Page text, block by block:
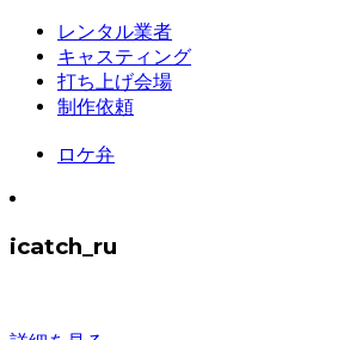
レンタル業者
キャスティング
打ち上げ会場
制作依頼
ロケ弁
icatch_ru